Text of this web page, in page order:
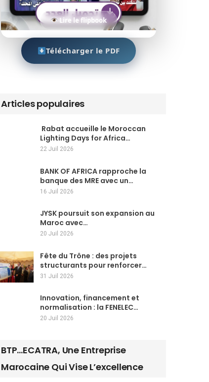
Lire le flipbook
Télécharger le PDF
Articles populaires
Rabat accueille le Moroccan
Lighting Days for Africa…
22 Juil 2026
BANK OF AFRICA rapproche la
banque des MRE avec un…
16 Juil 2026
JYSK poursuit son expansion au
Maroc avec…
20 Juil 2026
Fête du Trône : des projets
structurants pour renforcer…
31 Juil 2026
Innovation, financement et
normalisation : la FENELEC…
20 Juil 2026
BTP…ECATRA, Une Entreprise
Marocaine Qui Vise L’excellence